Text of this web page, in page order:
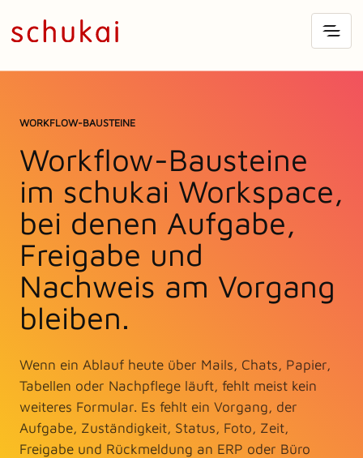
WORKFLOW-BAUSTEINE
Workflow-Bausteine
im schukai Workspace,
bei denen Aufgabe,
Freigabe und
Nachweis am Vorgang
bleiben.
Wenn ein Ablauf heute über Mails, Chats, Papier,
Tabellen oder Nachpflege läuft, fehlt meist kein
weiteres Formular. Es fehlt ein Vorgang, der
Aufgabe, Zuständigkeit, Status, Foto, Zeit,
Freigabe und Rückmeldung an ERP oder Büro